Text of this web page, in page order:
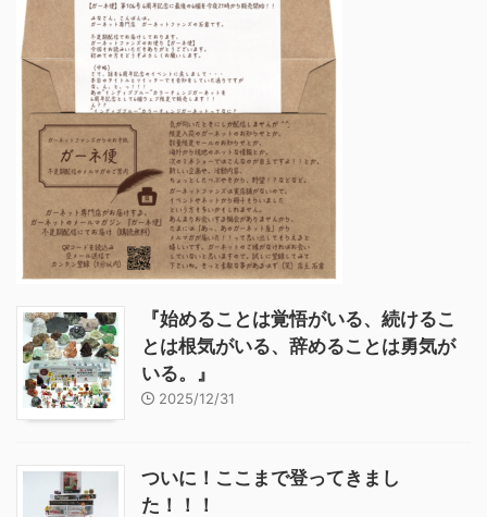
『始めることは覚悟がいる、続けるこ
とは根気がいる、辞めることは勇気が
いる。』
2025/12/31
ついに！ここまで登ってきまし
た！！！